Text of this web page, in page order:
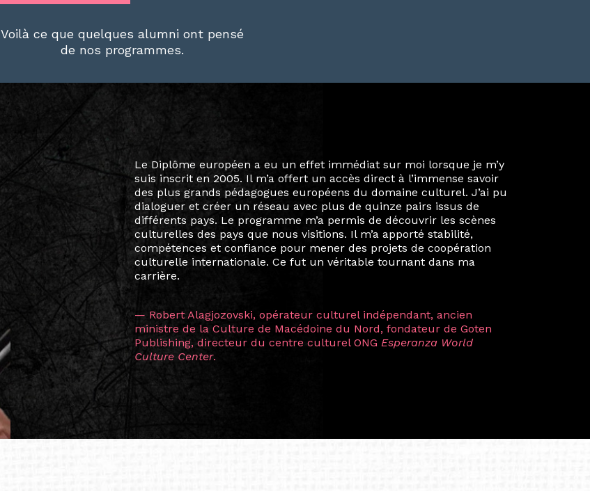
Voilà ce que quelques alumni ont pensé
de nos programmes.
Le destin a voulu que ma vie privée et ma vie professionnelle dans les
arts soient étroitement liées. Durant mon année au sein du Diplôme
Marcel Hicter, j’ai intégré un réseau européen aussi inattendu que
vibrant, qui s’est étendu bien au-delà de la salle de classe. En
quelques mois, j’invitais mes camarades à collaborer sur des projets
allant de Baguio City à Pékin, de Helsinki à Kuala Lumpur, Langkawi,
Manille, Tokyo et Varsovie, renforçant ainsi ma vision de curatrice
consistant à connecter des artistes à travers les disciplines et les
continents.
L’une des rencontres les plus marquantes fut celle avec ma
consœur HicterienneRuthe Zuntz — une amitié dont la générosité et
la vision ont transformé ma trajectoire et m’ont conduite de
Singapour à Berlin pendant près d’une décennie. Aujourd’hui encore,
les amitiés forgées durant cette année intense et inspirante
solidité et m’encouragent à continuer de rêver, de créer et de tendre
vers de nouvelles possibilités.
— Vanini Belarmino (Singapore /Germany)